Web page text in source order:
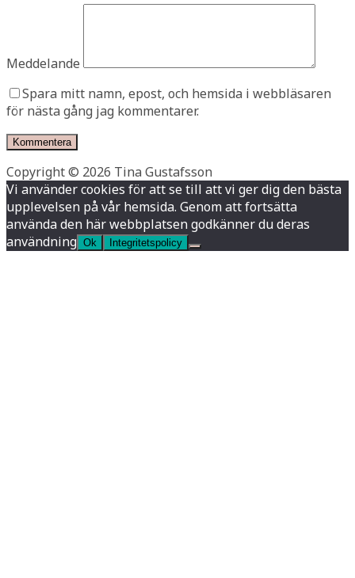
Meddelande
Spara mitt namn, epost, och hemsida i webbläsaren
för nästa gång jag kommentarer.
Copyright © 2026 Tina Gustafsson
Vi använder cookies för att se till att vi ger dig den bästa
upplevelsen på vår hemsida. Genom att fortsätta
använda den här webbplatsen godkänner du deras
användning Ok Integritetspolicy